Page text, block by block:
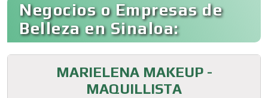
Negocios o Empresas de
Belleza en Sinaloa:
MARIELENA MAKEUP -
MAQUILLISTA